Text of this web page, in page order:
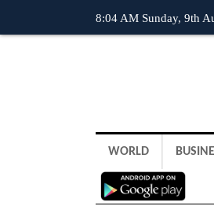
8:04 AM Sunday, 9th
WORLD